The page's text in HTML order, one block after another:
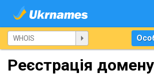
Реєстрація